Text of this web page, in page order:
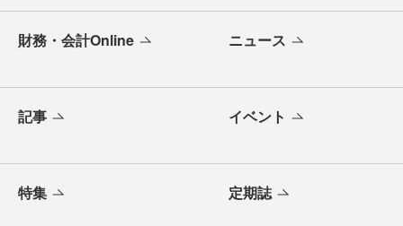
財務・会計Online ニュース
記事 イベント
特集 定期誌